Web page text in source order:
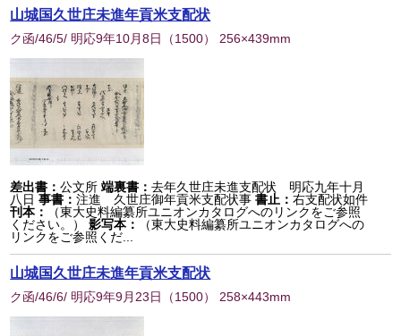
山城国久世庄未進年貢米支配状
ク函/46/5/ 明応9年10月8日 （1500） 256×439mm
差出書：公文所 端裏書：去年久世庄未進支配状 明応九年十月
八日 事書：注進 久世庄御年貢米支配状事 書止：右支配状如件
刊本：
（東大史料編纂所ユニオンカタログへのリンクをご参照
ください。）
影写本：
（東大史料編纂所ユニオンカタログへの
リンクをご参照くだ...
山城国久世庄未進年貢米支配状
ク函/46/6/ 明応9年9月23日 （1500） 258×443mm